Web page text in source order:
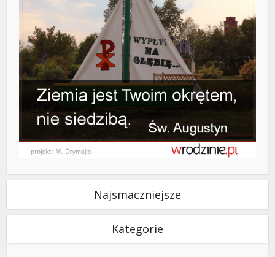
Najsmaczniejsze
Kategorie